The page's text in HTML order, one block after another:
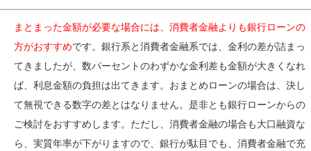
まとまった金額が必要な場合には、消費者金融よりも銀行ローンの
方がおすすめです。銀行系と消費者金融系では、金利の差が詰まっ
てきましたが、数パーセントのわずかな金利差も金額が大きくなれ
ば、利息金額の負担は出てきます。おまとめローンの場合は、決し
て無視できる数字の差とはなりません。是非とも銀行ローンからの
ご検討をおすすめします。ただし、消費者金融の場合も大口融資な
ら、実質年率が下がりますので、銀行が駄目でも、消費者金融で充